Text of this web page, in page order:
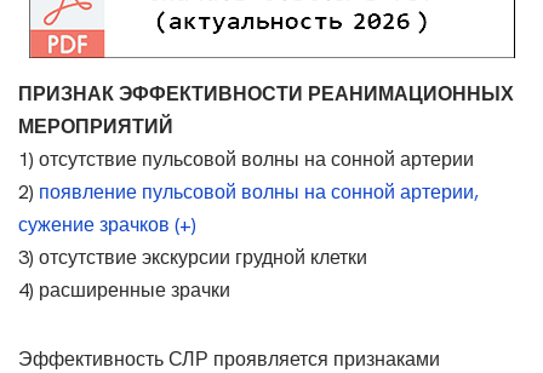
ПРИЗНАК ЭФФЕКТИВНОСТИ РЕАНИМАЦИОННЫХ
МЕРОПРИЯТИЙ
1) отсутствие пульсовой волны на сонной артерии
2) появление пульсовой волны на сонной артерии,
сужение зрачков (+)
3) отсутствие экскурсии грудной клетки
4) расширенные зрачки
Эффективность СЛР проявляется признаками